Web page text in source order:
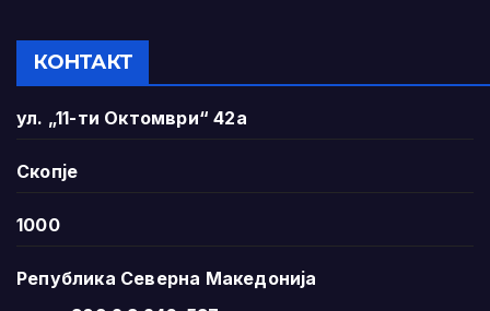
КОНТАКТ
ул. „11-ти Октомври“ 42а
Скопје
1000
Република Северна Македонија